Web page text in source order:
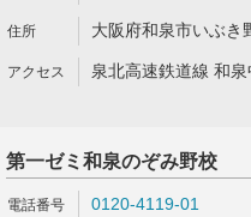
大阪府和泉市いぶき
泉北高速鉄道線 和
第一ゼミ和泉のぞみ野校
0120-4119-01